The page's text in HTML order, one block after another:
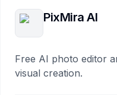
PixMira AI
Free AI photo editor
visual creation.